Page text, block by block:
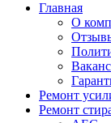
Главная
О
Ремонт
Ремонт